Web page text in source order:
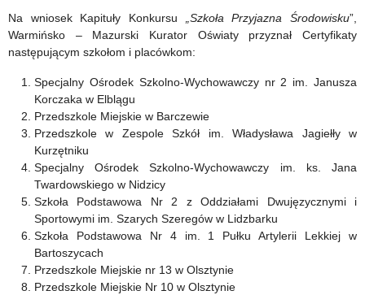
Na wniosek Kapituły Konkursu „Szkoła Przyjazna Środowisku”,
Warmińsko – Mazurski Kurator Oświaty przyznał Certyfikaty
następującym szkołom i placówkom:
Specjalny Ośrodek Szkolno-Wychowawczy nr 2 im. Janusza
Korczaka w Elblągu
Przedszkole Miejskie w Barczewie
Przedszkole w Zespole Szkół im. Władysława Jagiełły w
Kurzętniku
Specjalny Ośrodek Szkolno-Wychowawczy im. ks. Jana
Twardowskiego w Nidzicy
Szkoła Podstawowa Nr 2 z Oddziałami Dwujęzycznymi i
Sportowymi im. Szarych Szeregów w Lidzbarku
Szkoła Podstawowa Nr 4 im. 1 Pułku Artylerii Lekkiej w
Bartoszycach
Przedszkole Miejskie nr 13 w Olsztynie
Przedszkole Miejskie Nr 10 w Olsztynie
szkolnym
2019/2020
udziału
w
konkursach
przedmiotowych
tylko
do
31.10.2019
r.